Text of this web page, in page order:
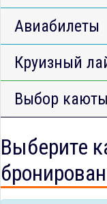
Авиабилеты
Круизный
Выбор каюты
Выберите